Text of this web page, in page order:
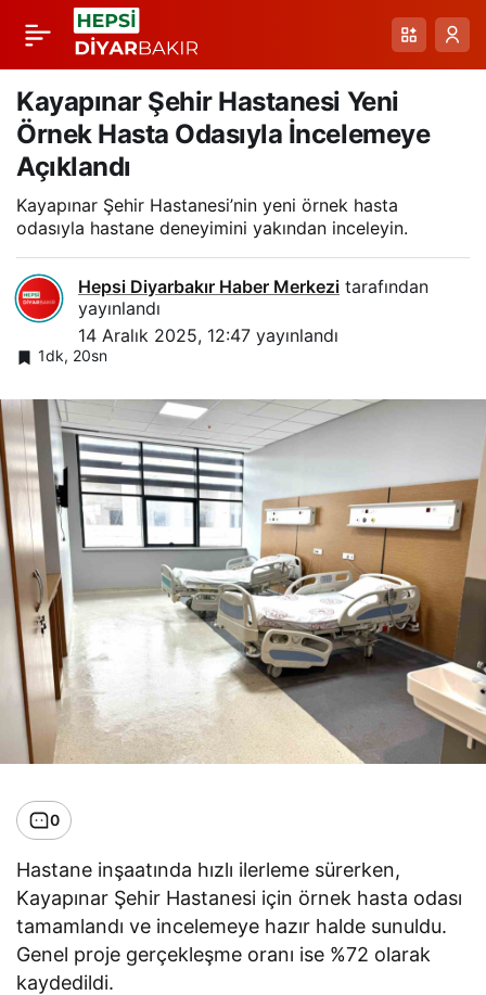
Kayapınar Şehir Hastanesi Yeni
Örnek Hasta Odasıyla İncelemeye
Açıklandı
Kayapınar Şehir Hastanesi’nin yeni örnek hasta
odasıyla hastane deneyimini yakından inceleyin.
Hepsi Diyarbakır Haber Merkezi tarafından
yayınlandı
14 Aralık 2025, 12:47 yayınlandı
1dk, 20sn
0
Hastane inşaatında hızlı ilerleme sürerken,
Kayapınar Şehir Hastanesi için örnek hasta odası
tamamlandı ve incelemeye hazır halde sunuldu.
Genel proje gerçekleşme oranı ise %72 olarak
kaydedildi.
Tunceli’de İlk Tiroid
Ameliyatı: Uzmanlar
Yeni Bir Dönemi
Başlattı
Paylaş